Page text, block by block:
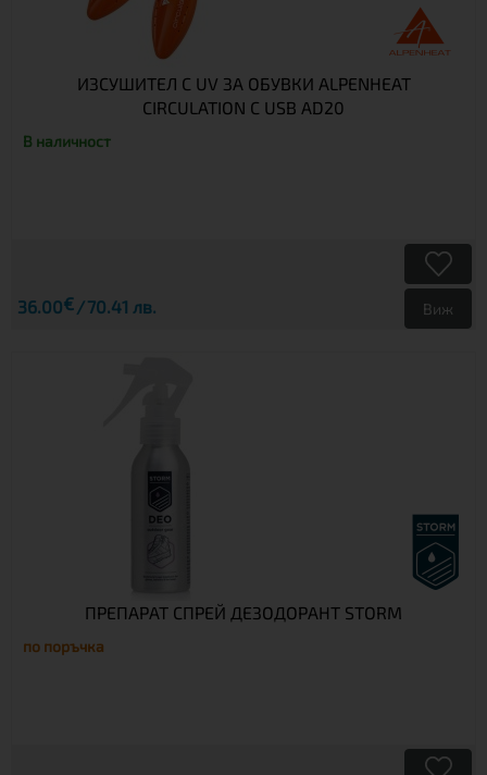
ИЗСУШИТЕЛ С UV ЗА ОБУВКИ ALPENHEAT
CIRCULATION С USB AD20
В наличност
36.00€ 70.41 лв. Виж
ПРЕПАРАТ СПРЕЙ ДЕЗОДОРАНТ STORM
по поръчка